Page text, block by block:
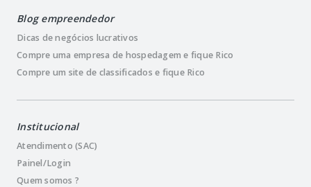
Blog empreendedor
Dicas de negócios lucrativos
Compre uma empresa de hospedagem e fique Rico
Compre um site de classificados e fique Rico
Institucional
Atendimento (SAC)
Painel/Login
Quem somos ?